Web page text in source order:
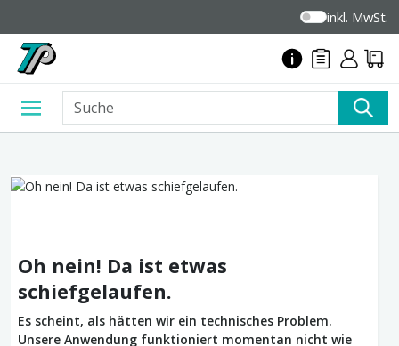
inkl. MwSt.
Oh nein! Da ist etwas
schiefgelaufen.
Es scheint, als hätten wir ein technisches Problem.
Unsere Anwendung funktioniert momentan nicht wie